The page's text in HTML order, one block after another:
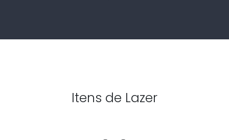
Itens de Lazer